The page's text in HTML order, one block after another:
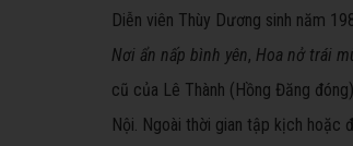
Diễn viên Thùy Dương sinh năm
Nơi ẩn nấp bình yên, Hoa nở trái
cũ của Lê Thành (Hồng Đăng
Nội. Ngoài thời gian tập kịch hoặc